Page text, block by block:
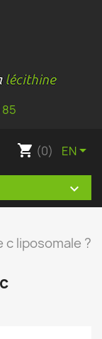
shopping_cart (0) EN

liposomale ?